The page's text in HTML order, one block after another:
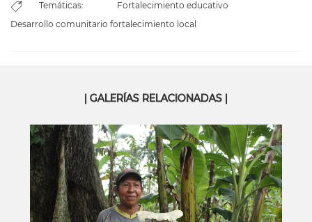
Temáticas:
Fortalecimiento educativo
Desarrollo comunitario fortalecimiento local
| GALERÍAS RELACIONADAS |